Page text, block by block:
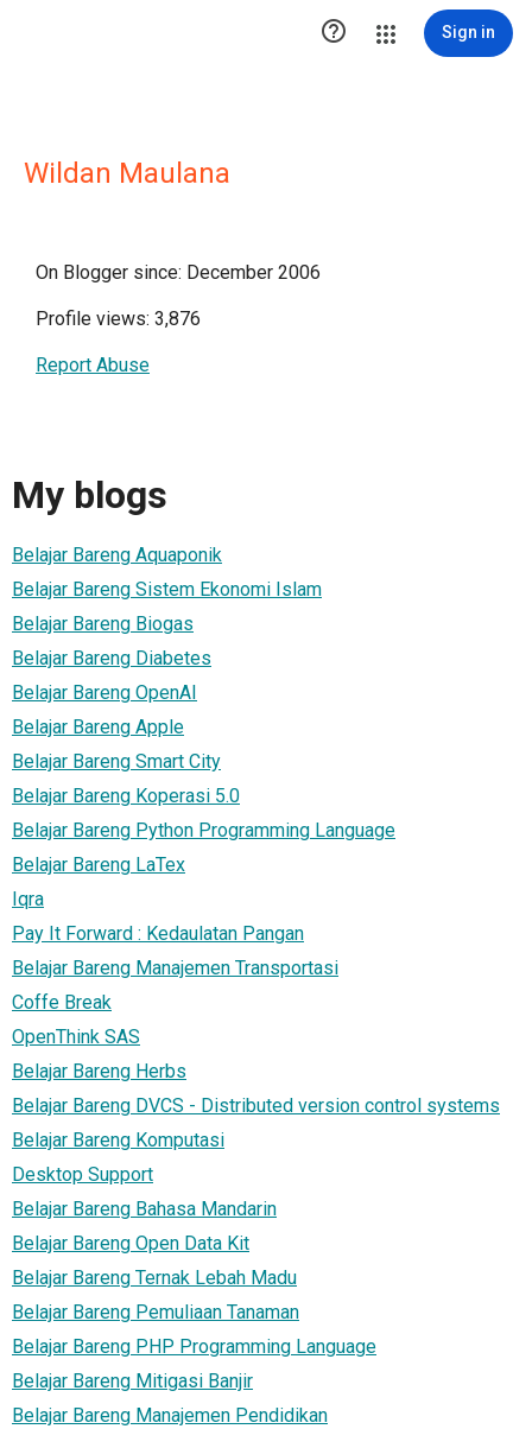
 Sign in
Wildan Maulana
On Blogger since: December 2006
Profile views: 3,876
Report Abuse
My blogs
Belajar Bareng Aquaponik
Belajar Bareng Sistem Ekonomi Islam
Belajar Bareng Biogas
Belajar Bareng Diabetes
Belajar Bareng OpenAI
Belajar Bareng Apple
Belajar Bareng Smart City
Belajar Bareng Koperasi 5.0
Belajar Bareng Python Programming Language
Belajar Bareng LaTex
Iqra
Pay It Forward : Kedaulatan Pangan
Belajar Bareng Manajemen Transportasi
Coffe Break
OpenThink SAS
Belajar Bareng Herbs
Belajar Bareng DVCS - Distributed version control systems
Belajar Bareng Komputasi
Desktop Support
Belajar Bareng Bahasa Mandarin
Belajar Bareng Open Data Kit
Belajar Bareng Ternak Lebah Madu
Belajar Bareng Pemuliaan Tanaman
Belajar Bareng PHP Programming Language
Belajar Bareng Mitigasi Banjir
Belajar Bareng Manajemen Pendidikan